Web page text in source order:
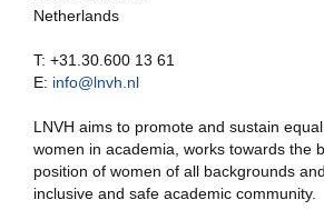
Netherlands
T: +31.30.600 13 61
E: info@lnvh.nl
LNVH aims to promote and sustain
women in academia, works towards the
position of women of all backgrounds
inclusive and safe academic community.